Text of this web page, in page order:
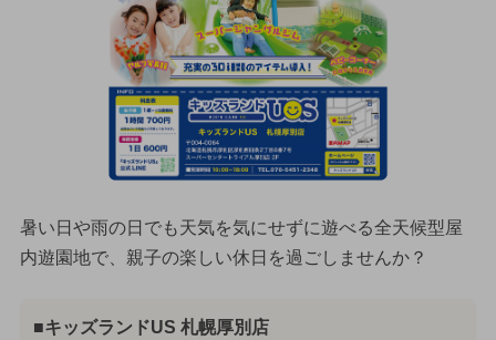
暑い日や雨の日でも天気を気にせずに遊べる全天候型屋
内遊園地で、親子の楽しい休日を過ごしませんか？
■キッズランドUS 札幌厚別店